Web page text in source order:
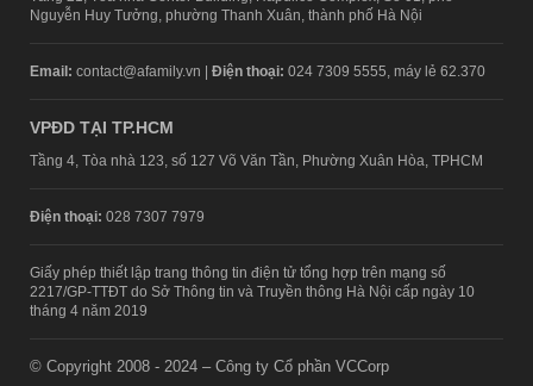
Nguyễn Huy Tưởng, phường Thanh Xuân, thành phố Hà Nội
Email: contact@afamily.vn | Điện thoại: 024 7309 5555, máy lẻ 62.370
VPĐD TẠI TP.HCM
Tầng 4, Tòa nhà 123, số 127 Võ Văn Tần, Phường Xuân Hòa, TPHCM
Điện thoại: 028 7307 7979
Giấy phép thiết lập trang thông tin điện tử tổng hợp trên mạng số
2217/GP-TTĐT do Sở Thông tin và Truyền thông Hà Nội cấp ngày 10
tháng 4 năm 2019
© Copyright 2008 - 2024 – Công ty Cổ phần VCCorp